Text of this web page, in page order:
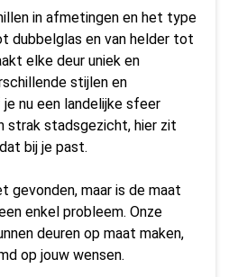
in afmetingen en het type
dubbelglas en van helder tot
elke deur uniek en
stijlen en
nu een landelijke sfeer
strak stadsgezicht, hier zit
bij je past.
gevonden, maar is de maat
enkel probleem. Onze
deuren op maat maken,
op jouw wensen.